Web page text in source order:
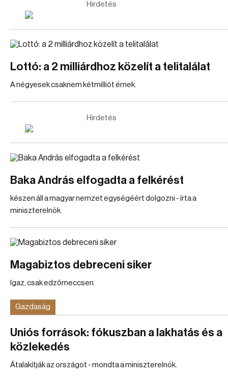
Hirdetés
Lottó: a 2 milliárdhoz közelít a telitalálat
A négyesek csaknem kétmilliót érnek.
Hirdetés
Baka András elfogadta a felkérést
készen áll a magyar nemzet egységéért dolgozni - írta a
miniszterelnök.
Magabiztos debreceni siker
Igaz, csak edzőmeccsen.
Gazdaság
Uniós források: fókuszban a lakhatás és a
közlekedés
Átalakítják az országot - mondta a miniszterelnök.